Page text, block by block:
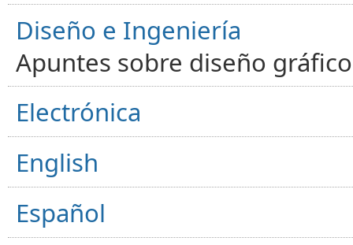
Diseño e Ingeniería
Apuntes sobre diseño
Electrónica
English
Español